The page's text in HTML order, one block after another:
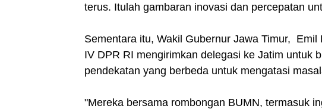
terus. Itulah gambaran inovasi dan percepatan
Sementara itu, Wakil Gubernur Jawa Timur,
IV DPR RI mengirimkan delegasi ke Jatim untuk
pendekatan yang berbeda untuk mengatasi
"Mereka bersama rombongan BUMN, termasuk